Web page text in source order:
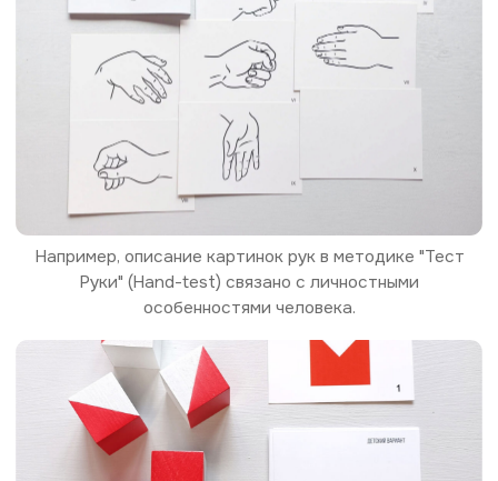
А ошибки в складывании кубиков Кооса выявляют
нарушения пространственного мышления.
Но это косвенная оценка, мы не можем
измерить личностные характеристики или
мышление напрямую.
Используем исключительно
научнофундированные
источники